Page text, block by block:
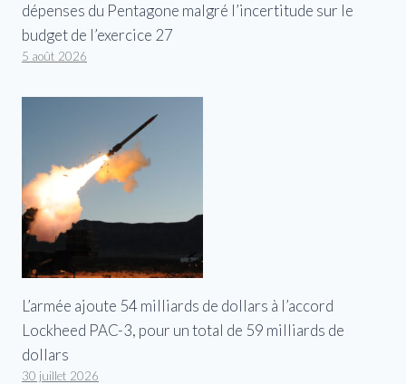
dépenses du Pentagone malgré l’incertitude sur le
budget de l’exercice 27
5 août 2026
L’armée ajoute 54 milliards de dollars à l’accord
Lockheed PAC-3, pour un total de 59 milliards de
dollars
30 juillet 2026